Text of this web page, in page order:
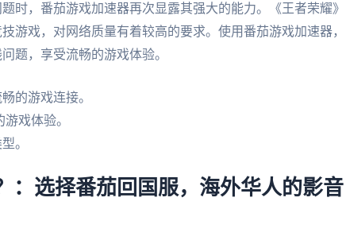
题时，番茄游戏加速器再次显露其强大的能力。《王者荣耀》
游戏，对网络质量有着较高的要求。使用番茄游戏加速器，
题，享受流畅的游戏体验。
的游戏连接。
戏体验。
。
：选择番茄回国服，海外华人的影音